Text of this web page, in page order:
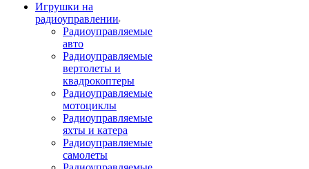
Игрушки на
радиоуправлении
Радиоуправляемые
авто
Радиоуправляемые
вертолеты и
квадрокоптеры
Радиоуправляемые
мотоциклы
Радиоуправляемые
яхты и катера
Радиоуправляемые
самолеты